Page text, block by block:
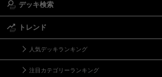
デッキ検索
トレンド
人気デッキランキング
注目カテゴリーランキング